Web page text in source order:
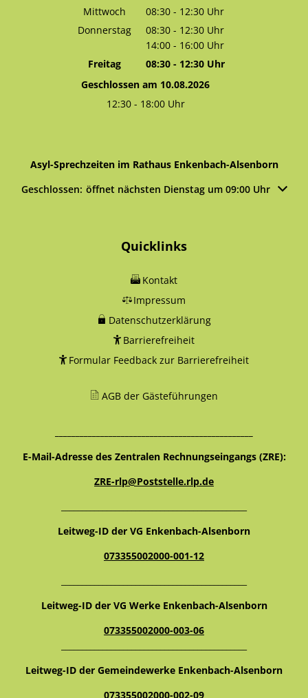
Von 14:00 bis 16:00 Uhr
Mittwoch 08:30 - 12:30 Uhr
Von 08:30 bis 12:30 Uhr
Donnerstag 08:30 - 12:30 Uhr
Von 08:30 bis 12:30 Uhr
14:00 - 16:00 Uhr
Von 14:00 bis 16:00 Uhr
Freitag 08:30- 12:30Uhr
Von 08:30 bis 12:30 Uhr
Geschlossen am 10.08.2026
12:30- 18:00Uhr
Asyl-Sprechzeiten im Rathaus Enkenbach-Alsenborn
Klicken, um weitere Öffnungs- oder Schließzeiten
Geschlossen: öffnet nächsten Dienstag um 09:00 Uhr
Quicklinks
Kontakt
Impressum
Datenschutzerklärung
Barrierefreiheit
Formular Feedback zur Barrierefreiheit
AGB der Gästeführungen
E-Mail-Adresse des Zentralen Rechnungseingangs (ZRE):
ZRE-rlp@Poststelle.rlp.de
Leitweg-ID der VG Enkenbach-Alsenborn
073355002000-001-12
Leitweg-ID der VG Werke Enkenbach-Alsenborn
073355002000-003-06
Leitweg-ID der Gemeindewerke Enkenbach-Alsenborn
073355002000-002-09